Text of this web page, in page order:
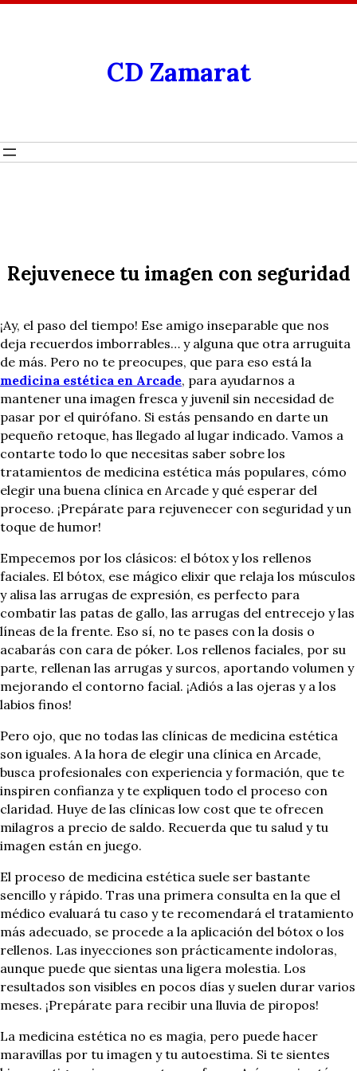
CD Zamarat
Rejuvenece tu imagen con seguridad
¡Ay, el paso del tiempo! Ese amigo inseparable que nos
deja recuerdos imborrables… y alguna que otra arruguita
de más. Pero no te preocupes, que para eso está la
medicina estética en Arcade, para ayudarnos a
mantener una imagen fresca y juvenil sin necesidad de
pasar por el quirófano. Si estás pensando en darte un
pequeño retoque, has llegado al lugar indicado. Vamos a
contarte todo lo que necesitas saber sobre los
tratamientos de medicina estética más populares, cómo
elegir una buena clínica en Arcade y qué esperar del
proceso. ¡Prepárate para rejuvenecer con seguridad y un
toque de humor!
Empecemos por los clásicos: el bótox y los rellenos
faciales. El bótox, ese mágico elixir que relaja los músculos
y alisa las arrugas de expresión, es perfecto para
combatir las patas de gallo, las arrugas del entrecejo y las
líneas de la frente. Eso sí, no te pases con la dosis o
acabarás con cara de póker. Los rellenos faciales, por su
parte, rellenan las arrugas y surcos, aportando volumen y
mejorando el contorno facial. ¡Adiós a las ojeras y a los
labios finos!
Pero ojo, que no todas las clínicas de medicina estética
son iguales. A la hora de elegir una clínica en Arcade,
busca profesionales con experiencia y formación, que te
inspiren confianza y te expliquen todo el proceso con
claridad. Huye de las clínicas low cost que te ofrecen
milagros a precio de saldo. Recuerda que tu salud y tu
imagen están en juego.
El proceso de medicina estética suele ser bastante
sencillo y rápido. Tras una primera consulta en la que el
médico evaluará tu caso y te recomendará el tratamiento
más adecuado, se procede a la aplicación del bótox o los
rellenos. Las inyecciones son prácticamente indoloras,
aunque puede que sientas una ligera molestia. Los
resultados son visibles en pocos días y suelen durar varios
meses. ¡Prepárate para recibir una lluvia de piropos!
La medicina estética no es magia, pero puede hacer
maravillas por tu imagen y tu autoestima. Si te sientes